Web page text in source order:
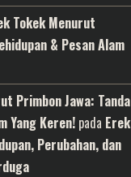
Tokek Menurut
& Pesan Alam
Primbon Jawa: Tanda
Yang Keren! pada Erek
Perubahan, dan